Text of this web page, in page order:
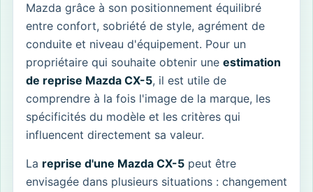
Mazda grâce à son positionnement équilibré
entre confort, sobriété de style, agrément de
conduite et niveau d'équipement. Pour un
propriétaire qui souhaite obtenir une estimation
de reprise Mazda CX-5, il est utile de
comprendre à la fois l'image de la marque, les
spécificités du modèle et les critères qui
influencent directement sa valeur.
La reprise d'une Mazda CX-5 peut être
envisagée dans plusieurs situations : changement